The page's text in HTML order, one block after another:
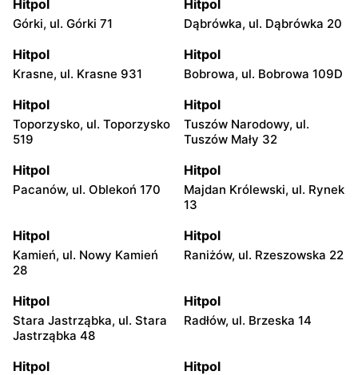
Hitpol
Górki, ul. Górki 71
Hitpol
Dąbrówka, ul. Dąbrówka 20
Hitpol
Krasne, ul. Krasne 931
Hitpol
Bobrowa, ul. Bobrowa 109D
Hitpol
Toporzysko, ul. Toporzysko
519
Hitpol
Tuszów Narodowy, ul.
Tuszów Mały 32
Hitpol
Pacanów, ul. Oblekoń 170
Hitpol
Majdan Królewski, ul. Rynek
13
Hitpol
Kamień, ul. Nowy Kamień
28
Hitpol
Raniżów, ul. Rzeszowska 22
Hitpol
Stara Jastrząbka, ul. Stara
Jastrząbka 48
Hitpol
Radłów, ul. Brzeska 14
Hitpol Hitpol